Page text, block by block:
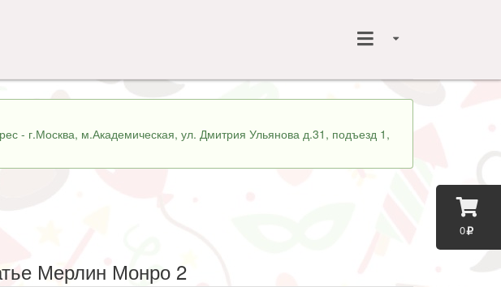
0
- г.Москва, м.Академическая, ул. Дмитрия Ульянова д.31, подъезд 1,
Мерлин Монро 2